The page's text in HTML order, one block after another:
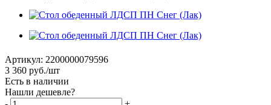
Артикул: 2200000079596
3 360 руб./шт
Есть в наличии
Нашли дешевле?